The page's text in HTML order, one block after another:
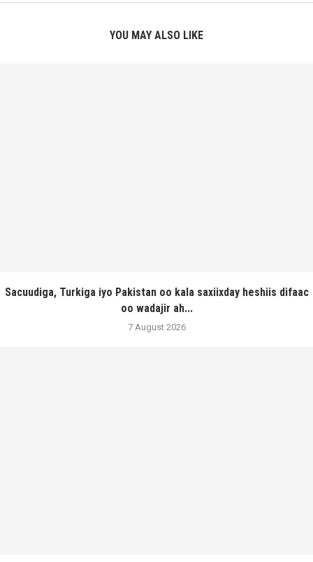
YOU MAY ALSO LIKE
Sacuudiga, Turkiga iyo Pakistan oo kala saxiixday heshiis difaac
oo wadajir ah...
7 August 2026